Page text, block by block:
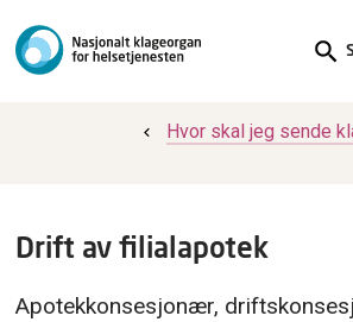
Hvor skal jeg sende
Drift av filialapotek
Apotekkonsesjonær,